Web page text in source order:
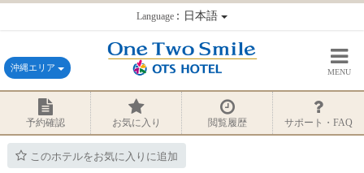
Language：日本語
沖縄エリア MENU
予約確認 お気に入り 閲覧履歴 サポート・FAQ
このホテルをお気に入りに追加